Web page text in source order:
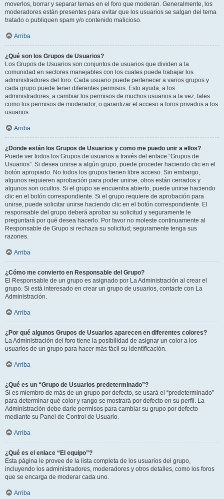
moverlos, borrar y separar temas en el foro que moderan. Generalmente, los
moderadores están presentes para evitar que los usuarios se salgan del tema
tratado o publiquen spam y/o contenido malicioso.
Arriba
¿Qué son los Grupos de Usuarios?
Los Grupos de Usuarios son conjuntos de usuarios que dividen a la
comunidad en sectores manejables con los cuales puede trabajar los
administradores del foro. Cada usuario puede pertenecer a varios grupos y
cada grupo puede tener diferentes permisos. Esto ayuda, a los
administradores, a cambiar los permisos de muchos usuarios a la vez, tales
como los permisos de moderador, o garantizar el acceso a foros privados a los
usuarios.
Arriba
¿Donde están los Grupos de Usuarios y como me puedo unir a ellos?
Puede ver todos los Grupos de usuarios a través del enlace “Grupos de
Usuarios”. Si desea unirse a algún grupo, puede proceder haciendo clic en el
botón apropiado. No todos los grupos tienen libre acceso. Sin embargo,
algunos requieren aprobación para poder unirse, otros están cerrados y
algunos son ocultos. Si el grupo se encuentra abierto, puede unirse haciendo
clic en el botón correspondiente. Si el grupo requiere de aprobación para
unirse, puede solicitar unirse haciendo clic en el botón correspondiente. El
responsable del grupo deberá aprobar su solicitud y seguramente le
preguntará por qué desea hacerlo. Por favor no moleste continuamente al
Responsable de Grupo si rechaza su solicitud; seguramente tenga sus
razones.
Arriba
¿Cómo me convierto en Responsable del Grupo?
El Responsable de un grupo es asignado por La Administración al crear el
grupo. Si está interesado en crear un grupo de usuarios, contacte con La
Administración.
Arriba
¿Por qué algunos Grupos de Usuarios aparecen en diferentes colores?
La Administración del foro tiene la posibilidad de asignar un color a los
usuarios de un grupo para hacer más fácil su identificación.
Arriba
¿Qué es un “Grupo de Usuarios predeterminado”?
Si es miembro de más de un grupo por defecto, se usará el “predeterminado”
para determinar qué color y rango se mostrará por defecto en su perfil. La
Administración debe darle permisos para cambiar su grupo por defecto
mediante su Panel de Control de Usuario.
Arriba
¿Qué es el enlace “El equipo”?
Esta página le provee de la lista completa de los usuarios del grupo,
incluyendo los administradores, moderadores y otros detalles, como los foros
que se encarga de moderar cada uno.
Arriba